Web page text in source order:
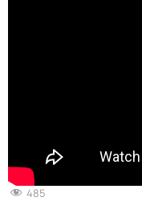
485